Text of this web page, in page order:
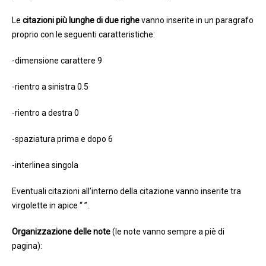
Le citazioni più lunghe di due righevanno inserite in un paragrafo
proprio con le seguenti caratteristiche:
-dimensione carattere 9
-rientro a sinistra 0.5
-rientro a destra 0
-spaziatura prima e dopo 6
-interlinea singola
Eventuali citazioni all’interno della citazione vanno inserite tra
virgolette in apice “ ”.
Organizzazione delle note(le note vanno sempre a piè di
pagina):